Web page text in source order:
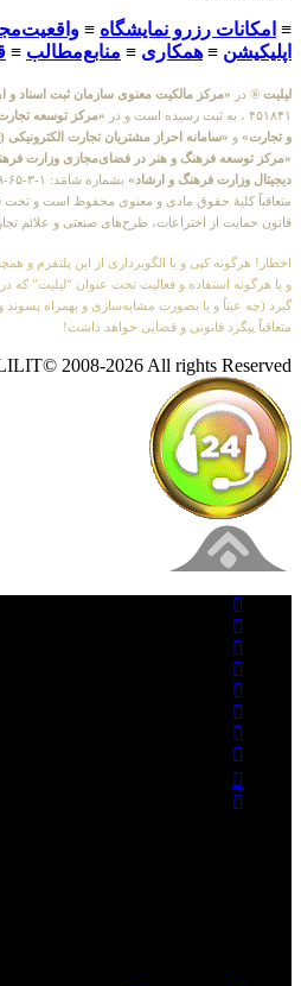
≡ امکانات رزرو نمایشگاه ≡
اپلیکیشن ≡ همکاری ≡ منابع‌مطالب ≡
لیلیت ® در «مرکز مالکیت معنوی سازمان ثبت اسناد و
۴۵۱۸۴۱ ، به ثبت رسیده است و در
«مرکز توسعه
و تجارت» و «سامانه احراز مشتریان تجارت الکترونیکی
«مرکز توسعه فرهنگ و هنر در فضای‌مجازی وزارت
دیجیتال وزارت فرهنگ و ارشاد»
متعاقباً کلیهٔ حقوق مادی و معنوی محفوظ است و تحت
قانون حمایت از اختراعات، طرح‌های صنعتی و علائم
اخطار! هرگونه کپی و یا الگوبرداری از این پلتفرم و
و یا هرگونه استفاده و فعالیت تحت عنوان “لیلیت” که
گیرد (چه عیناً و یا بصورت مشابه‌سازی و بهمراه
متعاقباً پیگرد قانونی و قضایی خواهد داشت!
2008-2026 All rights Reserved